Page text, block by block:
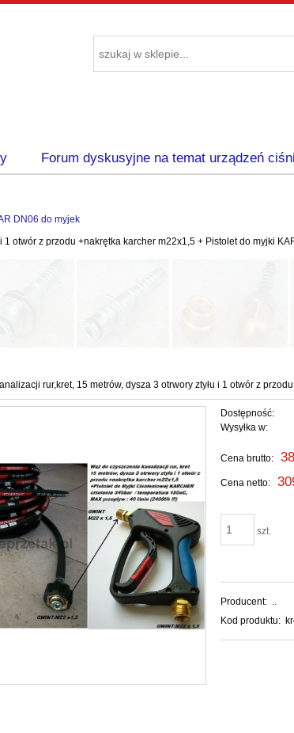
Forum dyskusyjne na temat urządzeń
DN06 do myjek
otwór z przodu +nakrętka karcher m22x1,5 + Pistolet do myjki
rur,kret, 15 metrów, dysza 3 otrwory ztyłu i 1 otwór z
Dostępność:
Wysyłka w:
Cena brutto:
Cena netto:
szt.
Producent: ..
Kod produktu: